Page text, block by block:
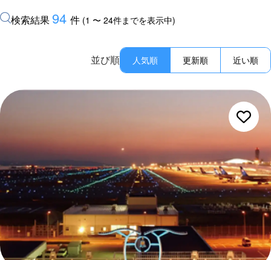
検索結果 94 件 (1 〜 24件までを表示中)
並び順 人気順 更新順 近い順